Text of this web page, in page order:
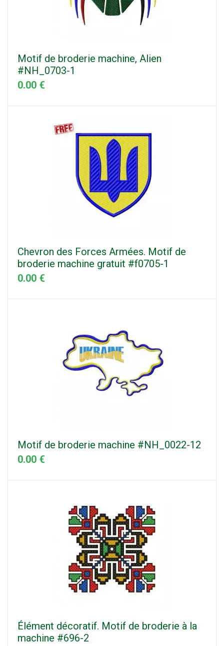
Motif de broderie machine, Alien
#NH_0703-1
0.00 €
Chevron des Forces Armées. Motif de
broderie machine gratuit #f0705-1
0.00 €
Motif de broderie machine #NH_0022-12
0.00 €
Élément décoratif. Motif de broderie à la
machine #696-2